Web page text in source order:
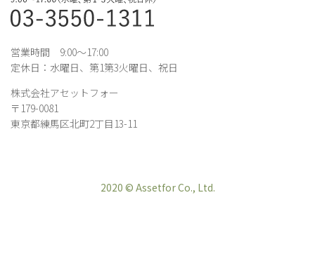
営業時間 9:00～17:00
定休日：水曜日、第1第3火曜日、祝日
株式会社アセットフォー
〒179-0081
東京都練馬区北町2丁目13-11
2020 © Assetfor Co., Ltd.